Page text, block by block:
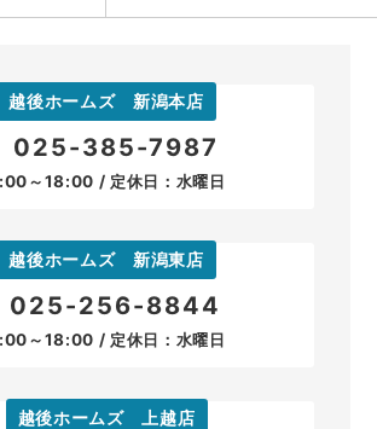
越後ホームズ 新潟本店
025-385-7987
～18:00 / 定休日：水曜日
越後ホームズ 新潟東店
025-256-8844
～18:00 / 定休日：水曜日
越後ホームズ 上越店